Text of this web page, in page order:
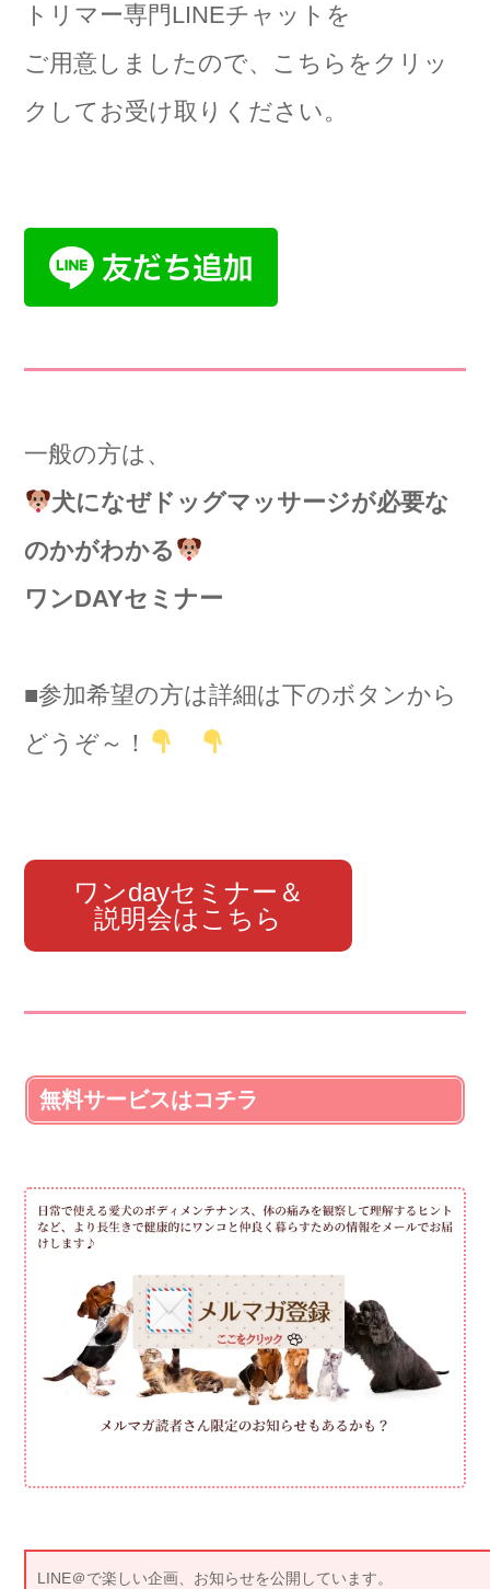
トリマー専門LINEチャットを
ご用意しましたので、こちらをクリッ
クしてお受け取りください。
一般の方は、
犬になぜドッグマッサージが必要な
のかがわかる
ワンDAYセミナー
■参加希望の方は詳細は下のボタンから
どうぞ～！
ワンdayセミナー＆
説明会はこちら
無料サービスはコチラ
LINE＠で楽しい企画、お知らせを公開しています。